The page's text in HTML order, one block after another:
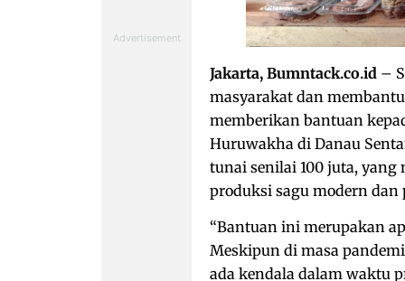
Jakarta, Bumntack.co.id –
masyarakat dan
memberikan bantuan
Huruwakha di Danau
tunai senilai 100 juta,
produksi sagu modern dan
“Bantuan ini merupakan
Meskipun di masa
ada kendala dalam waktu